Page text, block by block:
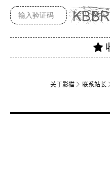
关于影猫 联系站长